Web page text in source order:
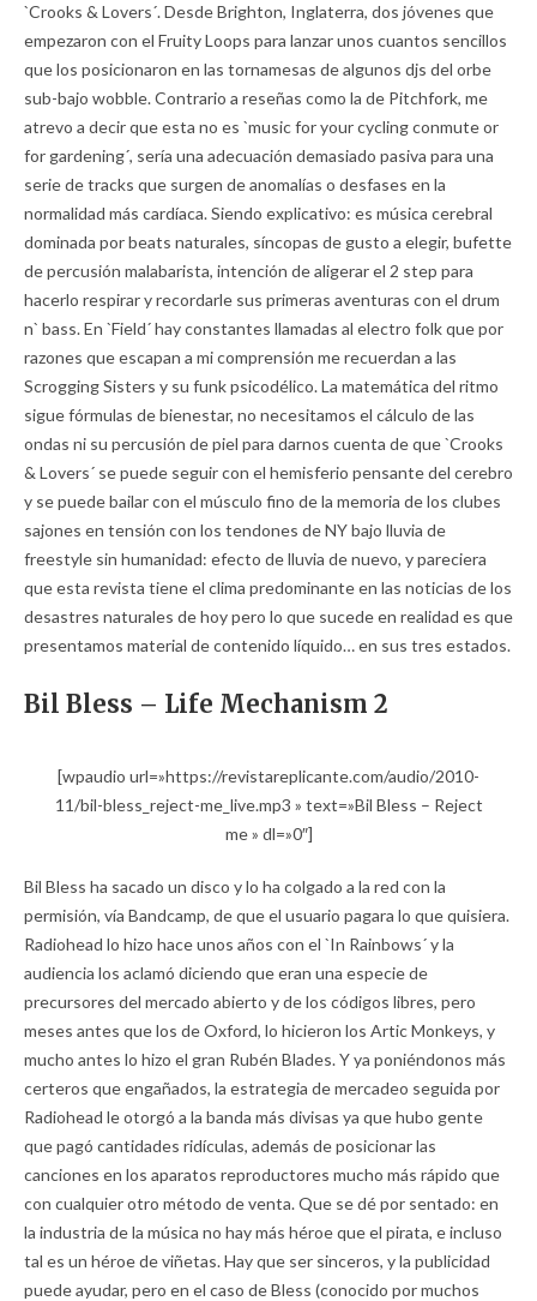
`Crooks & Lovers´. Desde Brighton, Inglaterra, dos jóvenes que
empezaron con el Fruity Loops para lanzar unos cuantos sencillos
que los posicionaron en las tornamesas de algunos djs del orbe
sub-bajo wobble. Contrario a reseñas como la de Pitchfork, me
atrevo a decir que esta no es `music for your cycling conmute or
for gardening´, sería una adecuación demasiado pasiva para una
serie de tracks que surgen de anomalías o desfases en la
normalidad más cardíaca. Siendo explicativo: es música cerebral
dominada por beats naturales, síncopas de gusto a elegir, bufette
de percusión malabarista, intención de aligerar el 2 step para
hacerlo respirar y recordarle sus primeras aventuras con el drum
n` bass. En `Field´ hay constantes llamadas al electro folk que por
razones que escapan a mi comprensión me recuerdan a las
Scrogging Sisters y su funk psicodélico. La matemática del ritmo
sigue fórmulas de bienestar, no necesitamos el cálculo de las
ondas ni su percusión de piel para darnos cuenta de que `Crooks
& Lovers´ se puede seguir con el hemisferio pensante del cerebro
y se puede bailar con el músculo fino de la memoria de los clubes
sajones en tensión con los tendones de NY bajo lluvia de
freestyle sin humanidad: efecto de lluvia de nuevo, y pareciera
que esta revista tiene el clima predominante en las noticias de los
desastres naturales de hoy pero lo que sucede en realidad es que
presentamos material de contenido líquido… en sus tres estados.
Bil Bless – Life Mechanism 2
[wpaudio url=»https://revistareplicante.com/audio/2010-
11/bil-bless_reject-me_live.mp3 » text=»Bil Bless – Reject
me » dl=»0″]
Bil Bless ha sacado un disco y lo ha colgado a la red con la
permisión, vía Bandcamp, de que el usuario pagara lo que quisiera.
Radiohead lo hizo hace unos años con el `In Rainbows´ y la
audiencia los aclamó diciendo que eran una especie de
precursores del mercado abierto y de los códigos libres, pero
meses antes que los de Oxford, lo hicieron los Artic Monkeys, y
mucho antes lo hizo el gran Rubén Blades. Y ya poniéndonos más
certeros que engañados, la estrategia de mercadeo seguida por
Radiohead le otorgó a la banda más divisas ya que hubo gente
que pagó cantidades ridículas, además de posicionar las
canciones en los aparatos reproductores mucho más rápido que
con cualquier otro método de venta. Que se dé por sentado: en
la industria de la música no hay más héroe que el pirata, e incluso
tal es un héroe de viñetas. Hay que ser sinceros, y la publicidad
puede ayudar, pero en el caso de Bless (conocido por muchos